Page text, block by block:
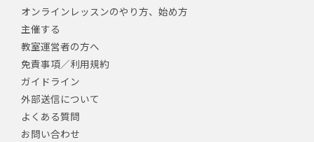
オンラインレッスンのやり方、始め方
主催する
教室運営者の方へ
免責事項／利用規約
ガイドライン
外部送信について
よくある質問
お問い合わせ